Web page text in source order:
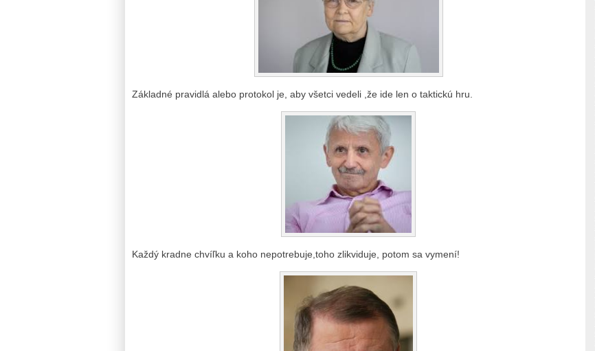
Základné pravidlá alebo protokol je, aby všetci vedeli ,že ide len o taktickú hru.
Každý kradne chvíľku a koho nepotrebuje,toho zlikviduje, potom sa vymení!